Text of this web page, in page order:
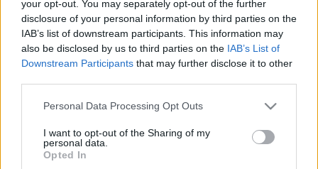
your opt-out. You may separately opt-out of the further
disclosure of your personal information by third parties on the
IAB’s list of downstream participants. This information may
also be disclosed by us to third parties on the IAB’s List of
Downstream Participants that may further disclose it to other
Please note that this website/app uses one or more Google
not limited to your visit or usage behaviour. You may click to
grant or deny consent to Google and its third-party tags to
use your data for below specified purposes in below Google
Personal Data Processing Opt Outs
I want to opt-out of the Sharing of my
personal data.
Opted In